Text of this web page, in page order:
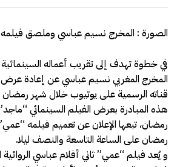
الصورة : المخرج نسيم عباسي وملصق فيلمه
في خطوة تهدف إلى تقريب أعماله
المخرج المغربي نسيم عباسي عن إعادة
قناته الرسمية على يوتيوب خلال شهر
هذه المبادرة بعرض الفيلم السينمائي
رمضان على الساعة التاسعة والنصف ليلا.
و يُعد فيلم “عمي” ثاني أفلام عباسي